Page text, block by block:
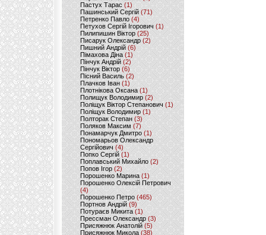
Пастух Тарас (1)
Пашинський Сергій (71)
Петренко Павло (4)
Петухов Сергій Ігорович (1)
Пилипишин Віктор(25)
Писарук Олександр(2)
Пишний Андрій (6)
Пімахова Діна(1)
Пінчук Андрій(2)
Пінчук Віктор (6)
Пісний Василь (2)
Плачков Іван(1)
Плотнікова Оксана (1)
Полищук Володимир(2)
Поліщук Віктор Степанович(1)
Поліщук Володимир (1)
Полторак Степан(3)
Поляков Максим (7)
Понамарчук Дмитро (1)
Пономарьов Олександр
Сергійович(4)
Попко Сергій (1)
Поплавський Михайло (2)
Попов Ігор(2)
Порошенко Марина (1)
Порошенко Олексій Петрович
(4)
Порошенко Петро (465)
Портнов Андрій (9)
Потураєв Микита(1)
Прессман Олександр(3)
Присяжнюк Анатолій (5)
Присяжнюк Микола (38)